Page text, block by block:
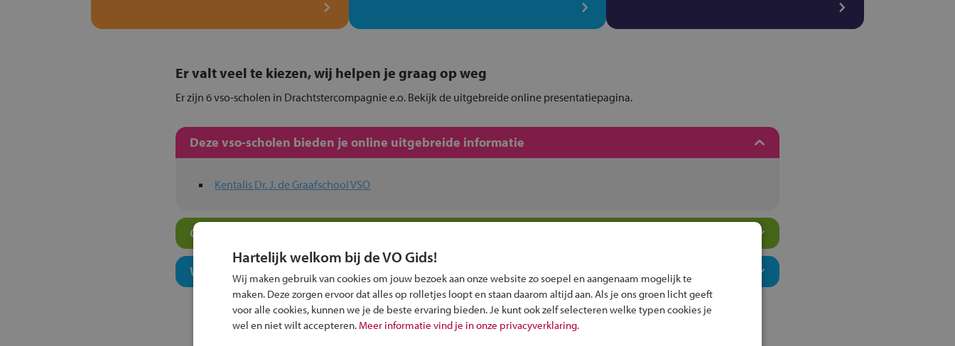
Er valt veel te kiezen, wij helpen je graag op weg
Er zijn 6 vso-scholen in Drachtstercompagnie e.o. Bekijk de uitgebreide online presentatiepagina.
Deze vso-scholen bieden je online uitgebreide informatie
Kentalis Dr. J. de Graafschool VSO
Overige vso-scholen in jouw regio
Welk onderwijsconcept past bij jou?
Hartelijk welkom bij de VO Gids!
Wij maken gebruik van cookies om jouw bezoek aan onze website zo soepel en aangenaam mogelijk te
maken. Deze zorgen ervoor dat alles op rolletjes loopt en staan daarom altijd aan. Als je ons groen licht geeft
voor alle cookies, kunnen we je de beste ervaring bieden. Je kunt ook zelf selecteren welke typen cookies je
wel en niet wilt accepteren. Meer informatie vind je in onze privacyverklaring.